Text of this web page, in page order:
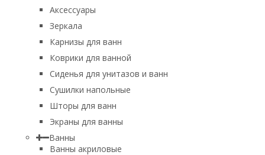
Аксессуары
Зеркала
Карнизы для ванн
Коврики для ванной
Сиденья для унитазов и ванн
Сушилки напольные
Шторы для ванн
Экраны для ванны
Ванны
Ванны акриловые